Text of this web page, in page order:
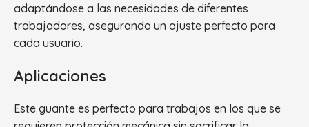
adaptándose a las necesidades de diferentes
trabajadores, asegurando un ajuste perfecto para
cada usuario.
Aplicaciones
Este guante es perfecto para trabajos en los que se